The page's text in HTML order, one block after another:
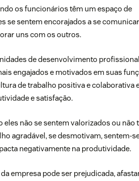
os funcionários têm um espaço de
se sentem encorajados a se comunicar
uns com os outros.
de desenvolvimento
engajados e motivados em suas
de trabalho positiva e colaborativa
e satisfação.
eles não se sentem valorizados ou não
agradável, se desmotivam, sentem-
negativamente na produtividade.
empresa pode ser prejudicada,